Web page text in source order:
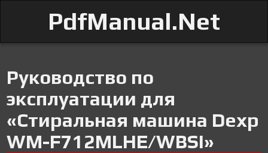
PdfManual.Net
Руководство по
эксплуатации для
«Стиральная машина Dexp
WM-F712MLHE/WBSI»